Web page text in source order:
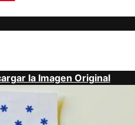
la Imagen Original